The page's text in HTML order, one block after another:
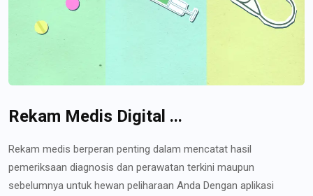
Rekam Medis Digital ...
Rekam medis berperan penting dalam mencatat hasil
pemeriksaan diagnosis dan perawatan terkini maupun
sebelumnya untuk hewan peliharaan Anda Dengan aplikasi